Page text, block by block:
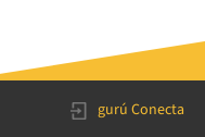
gurú Conecta